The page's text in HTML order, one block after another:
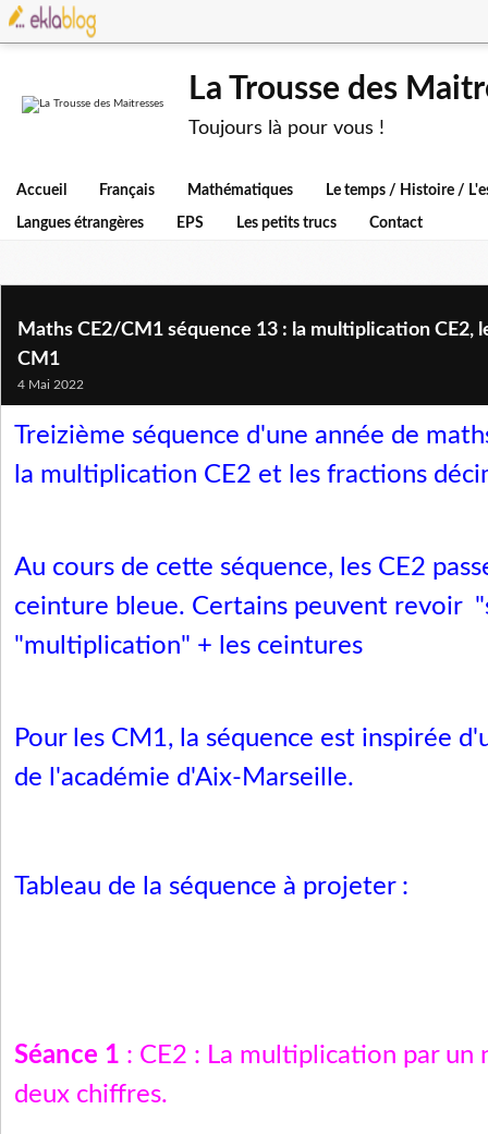
La Trousse des
Toujours là pour vous !
Accueil Français Mathématiques Le temps / Histoire /
Langues étrangères EPS Les petits trucs Contact
Maths CE2/CM1 séquence 13 : la multiplication CE2,
CM1
4 Mai 2022
Treizième séquence d'une année de
la multiplication CE2 et les fractions
Au cours de cette séquence, les CE2
ceinture bleue. Certains peuvent revoir "
"multiplication" + les ceintures
Pour les CM1, la séquence est inspirée d'
de l'académie d'Aix-Marseille.
Tableau de la séquence à projeter :
Séance 1 : CE2 : La multiplication par un
deux chiffres.